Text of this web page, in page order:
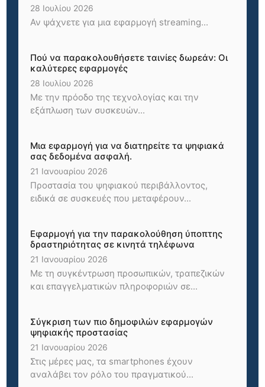
28 Ιουλίου 2026
Αν ψάχνετε για μια εφαρμογή streaming...
Πού να παρακολουθήσετε ταινίες δωρεάν: Οι
καλύτερες εφαρμογές
28 Ιουλίου 2026
Με την πρόοδο της τεχνολογίας και την
εξάπλωση των συσκευών...
Μια εφαρμογή για να διατηρείτε τα ψηφιακά
σας δεδομένα ασφαλή.
21 Ιανουαρίου 2026
Προστασία του ψηφιακού περιβάλλοντος,
ειδικά σε συσκευές που μεταφέρουν...
Εφαρμογή για την παρακολούθηση ύποπτης
δραστηριότητας σε κινητά τηλέφωνα
21 Ιανουαρίου 2026
Με τη συγκέντρωση προσωπικών, τραπεζικών
και επαγγελματικών πληροφοριών σε...
Σύγκριση των πιο δημοφιλών εφαρμογών
ψηφιακής προστασίας
21 Ιανουαρίου 2026
Στις μέρες μας, τα smartphones έχουν
αναλάβει τον ρόλο του πραγματικού...